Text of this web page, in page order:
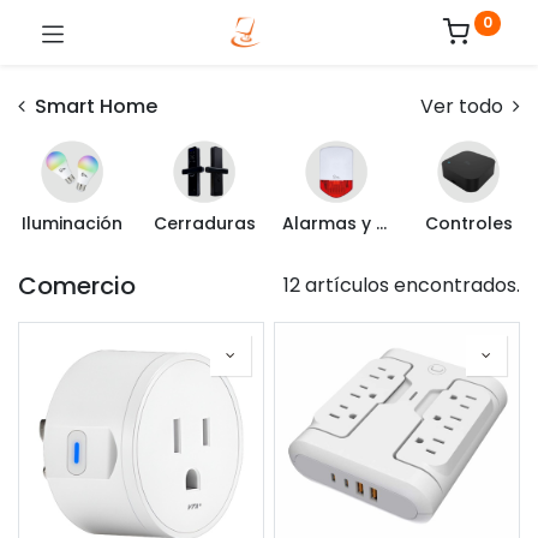
0
Smart Home Ver todo
Iluminación Cerraduras Alarmas y Sensores Controles
Comercio 12 artículos encontrados.